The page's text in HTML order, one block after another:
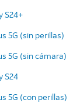
S24+
5G (sin perillas)
5G (sin cámara)
S24
5G (con perillas)